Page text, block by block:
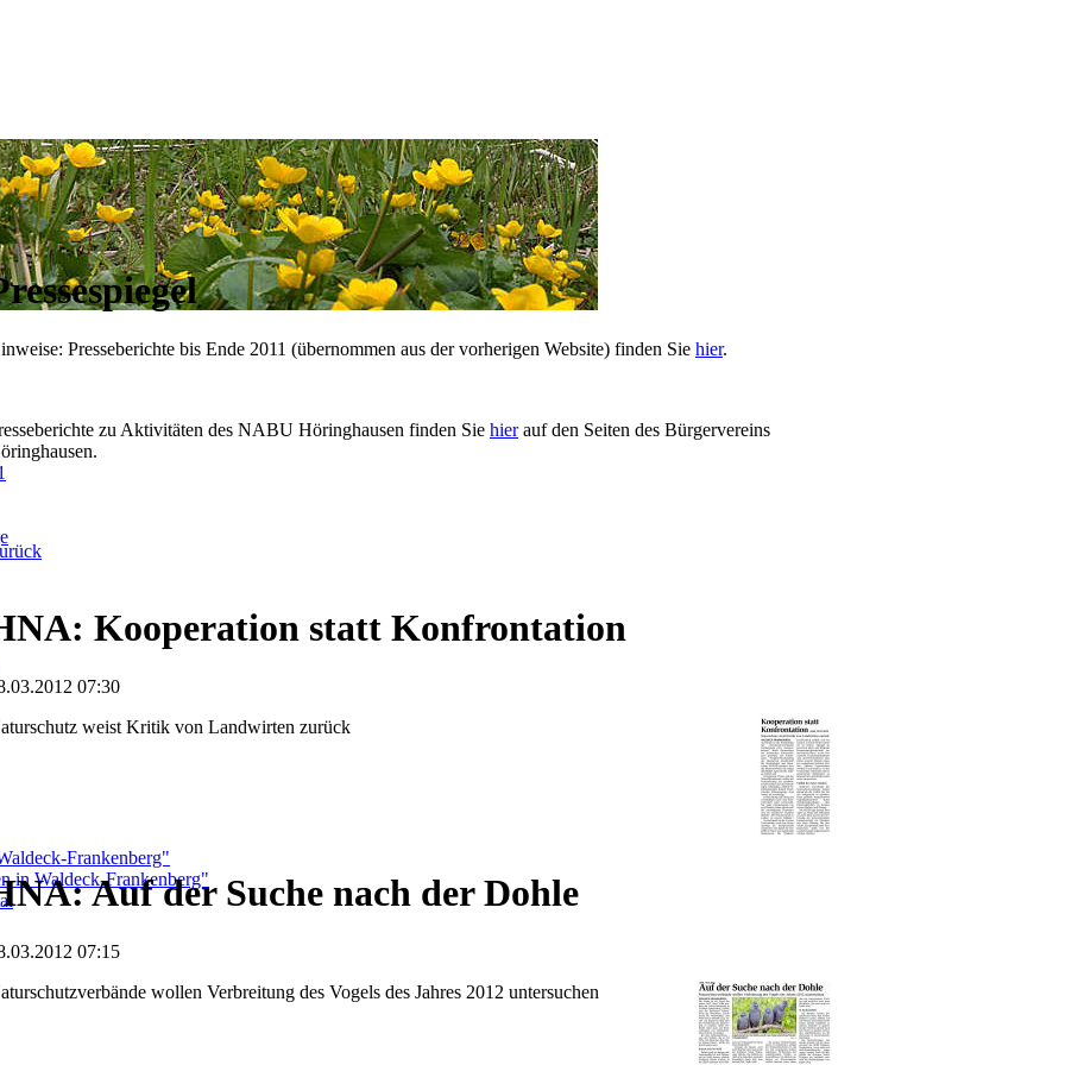
Frankenberg"
in Waldeck-Frankenberg"
Presseberichte bis Ende 2011 (übernommen aus der vorherigen Website) finden Sie hier.
zu Aktivitäten des NABU Höringhausen finden Sie hierauf den Seiten des Bürgervereins
Kooperation statt Konfrontation
07:30
weist Kritik von Landwirten zurück
Auf der Suche nach der Dohle
07:15
wollen Verbreitung des Vogels des Jahres 2012 untersuchen